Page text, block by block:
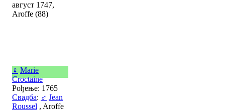
август 1747,
Aroffe (88)
♀ Marie
Croctaine
Рођење: 1765
Свадба: ♂ Jean
Roussel , Aroffe